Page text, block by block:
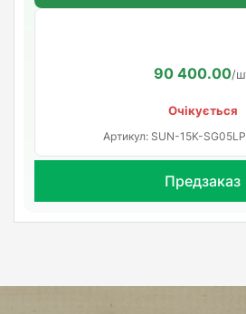
90 400.00/
Очікується
Артикул: SUN-15K-
Предзаказ